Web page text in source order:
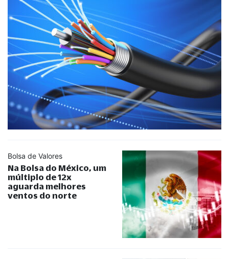
Bolsa de Valores
Na Bolsa do México, um
múltiplo de 12x
aguarda melhores
ventos do norte